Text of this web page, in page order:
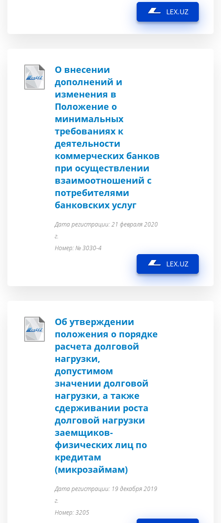
LEX.UZ
О внесении
дополнений и
изменения в
Положение о
минимальных
требованиях к
деятельности
коммерческих банков
при осуществлении
взаимоотношений с
потребителями
банковских услуг
Дата регистрации: 21 февраля 2020
г.
Номер: № 3030-4
LEX.UZ
Об утверждении
положения о порядке
расчета долговой
нагрузки,
допустимом
значении долговой
нагрузки, а также
сдерживании роста
долговой нагрузки
заемщиков-
физических лиц по
кредитам
(микрозаймам)
Дата регистрации: 19 декабря 2019
г.
Номер: 3205